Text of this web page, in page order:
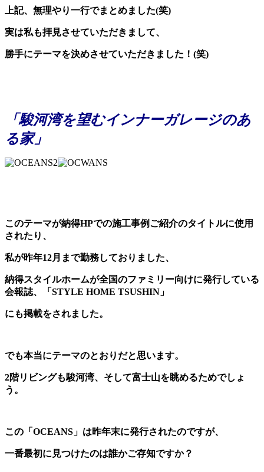
上記、無理やり一行でまとめました(笑)
実は私も拝見させていただきまして、
勝手にテーマを決めさせていただきました！(笑)
「駿河湾を望むインナーガレージのあ
る家」
このテーマが納得HPでの施工事例ご紹介のタイトルに使用
されたり、
私が昨年12月まで勤務しておりました、
納得スタイルホームが全国のファミリー向けに発行している
会報誌、「STYLE HOME TSUSHIN」
にも掲載をされました。
でも本当にテーマのとおりだと思います。
2階リビングも駿河湾、そして富士山を眺めるためでしょ
う。
この「OCEANS」は昨年末に発行されたのですが、
一番最初に見つけたのは誰かご存知ですか？